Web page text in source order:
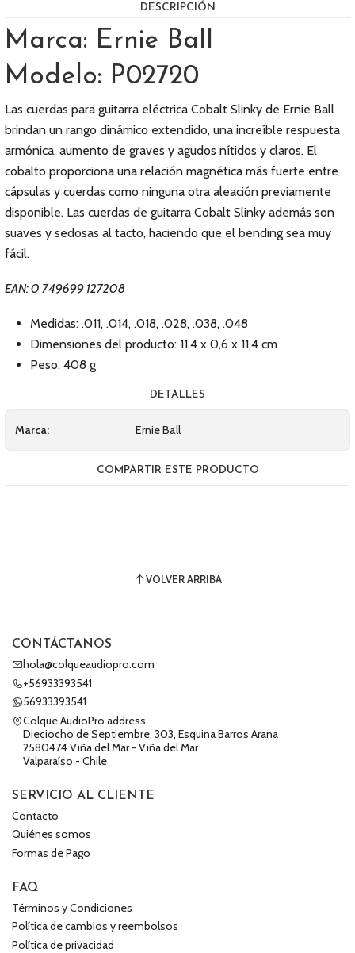
DESCRIPCIÓN
Marca: Ernie Ball
Modelo: P02720
Las cuerdas para guitarra eléctrica Cobalt Slinky de Ernie Ball
brindan un rango dinámico extendido, una increíble respuesta
armónica, aumento de graves y agudos nítidos y claros. El
cobalto proporciona una relación magnética más fuerte entre
cápsulas y cuerdas como ninguna otra aleación previamente
disponible. Las cuerdas de guitarra Cobalt Slinky además son
suaves y sedosas al tacto, haciendo que el bending sea muy
fácil.
EAN: 0 749699 127208
Medidas: .011, .014, .018, .028, .038, .048
Dimensiones del producto: 11,4 x 0,6 x 11,4 cm
Peso: 408 g
DETALLES
Marca: Ernie Ball
COMPARTIR ESTE PRODUCTO
VOLVER ARRIBA
CONTÁCTANOS
hola@colqueaudiopro.com
+56933393541
56933393541
Colque AudioPro address
Dieciocho de Septiembre, 303, Esquina Barros Arana
2580474 Viña del Mar - Viña del Mar
Valparaíso - Chile
SERVICIO AL CLIENTE
Contacto
Quiénes somos
Formas de Pago
FAQ
Términos y Condiciones
Política de cambios y reembolsos
Política de privacidad